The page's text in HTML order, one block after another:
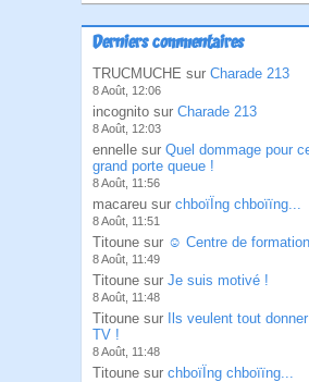
Derniers commentaires
TRUCMUCHE sur Charade 213
8 Août, 12:06
incognito sur Charade 213
8 Août, 12:03
ennelle sur Quel dommage pour
grand porte queue !
8 Août, 11:56
macareu sur chboïÏng chboïïng...
8 Août, 11:51
Titoune sur ☺ Centre de
8 Août, 11:49
Titoune sur Je suis motivé !
8 Août, 11:48
Titoune sur
Ils veulent tout
TV !
8 Août, 11:48
Titoune sur chboïÏng chboïïng...